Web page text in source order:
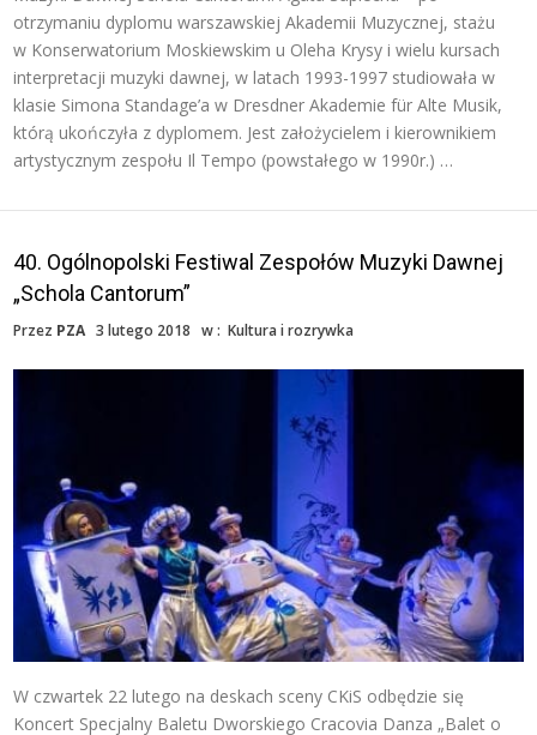
otrzymaniu dyplomu warszawskiej Akademii Muzycznej, stażu
w Konserwatorium Moskiewskim u Oleha Krysy i wielu kursach
interpretacji muzyki dawnej, w latach 1993-1997 studiowała w
klasie Simona Standage’a w Dresdner Akademie für Alte Musik,
którą ukończyła z dyplomem. Jest założycielem i kierownikiem
artystycznym zespołu Il Tempo (powstałego w 1990r.) …
40. Ogólnopolski Festiwal Zespołów Muzyki Dawnej
„Schola Cantorum”
Przez PZA 3 lutego 2018 w :Kultura i rozrywka
W czwartek 22 lutego na deskach sceny CKiS odbędzie się
Koncert Specjalny Baletu Dworskiego Cracovia Danza „Balet o